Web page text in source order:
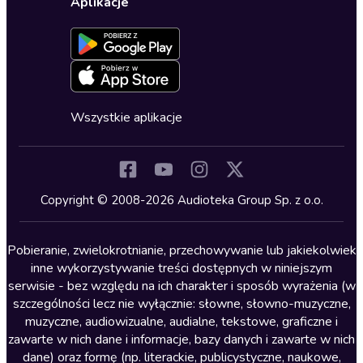
Dla młodzieży
Kryminały
Lektury szkolne
Literatura anglojęzyczna
Literatura faktu
Literatura obyczajowa
Literatura piękna obca
Formularz zgłaszania nielegalnych treści
Deklaracja dostępności
Oferta dla firm i bibliotek
Dołącz do newslettera
Blog
Zapowiedzi
Cykle audiobooków
Wszystkie aplikacje
Copyright © 2008-2026 Audioteka Group Sp. z o.o.
Pobieranie, zwielokrotnianie, przechowywanie lub jakiekolwiek
inne wykorzystywanie treści dostępnych w niniejszym
serwisie - bez względu na ich charakter i sposób wyrażenia (w
szczególności lecz nie wyłącznie: słowne, słowno-muzyczne,
muzyczne, audiowizualne, audialne, tekstowe, graficzne i
zawarte w nich dane i informacje, bazy danych i zawarte w nich
dane) oraz formę (np. literackie, publicystyczne, naukowe,